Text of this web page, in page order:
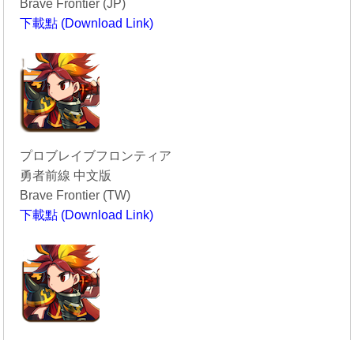
Brave Frontier (JP)
下載點 (Download Link)
プロブレイブフロンティア
勇者前線 中文版
Brave Frontier (TW)
下載點 (Download Link)